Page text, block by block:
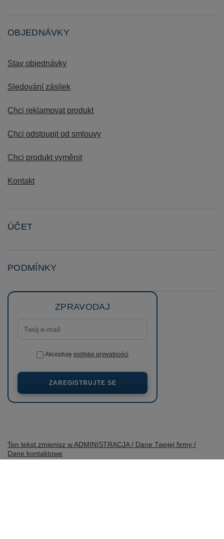
OBJEDNÁVKY
Stav objednávky
Sledování zásilek
Chci reklamovat produkt
Chci odstoupit od smlouvy
Chci produkt vyměnit
Kontakt
ÚČET
PODMÍNKY
ZPRAVODAJ
Akceptuję politykę prywatności
ZAREGISTRUJTE SE
Ten tekst zmienisz w ADMINISTRACJA / Dane Twojej firmy /
Dane kontaktowe